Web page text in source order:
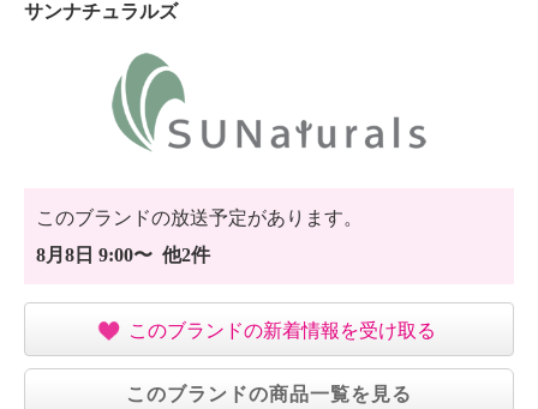
サンナチュラルズ
このブランドの放送予定があります。
8月8日 9:00〜 他2件
このブランドの新着情報を受け取る
このブランドの商品一覧を見る